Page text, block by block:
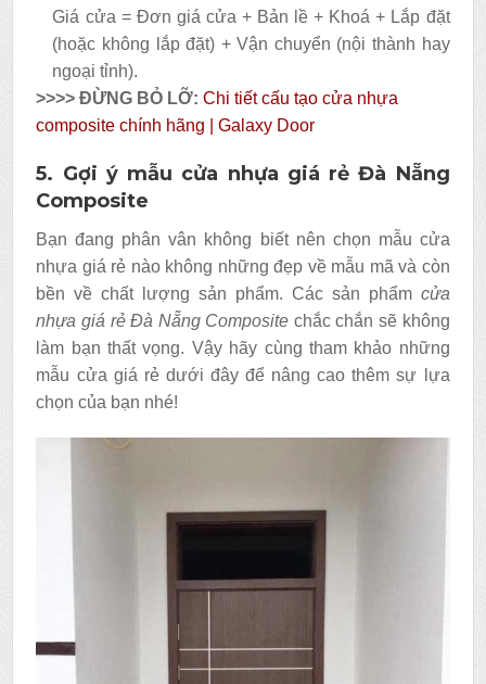
Giá cửa = Đơn giá cửa + Bản lề + Khoá + Lắp đặt
(hoặc không lắp đặt) + Vận chuyển (nội thành hay
ngoại tỉnh).
>>>> ĐỪNG BỎ LỠ:Chi tiết cấu tạo cửa nhựa
composite chính hãng | Galaxy Door
5. Gợi ý mẫu cửa nhựa giá rẻ Đà Nẵng
Composite
Bạn đang phân vân không biết nên chọn mẫu cửa
nhựa giá rẻ nào không những đẹp về mẫu mã và còn
bền về chất lượng sản phẩm. Các sản phẩm cửa
nhựa giá rẻ Đà Nẵng Composite chắc chắn sẽ không
làm bạn thất vọng. Vậy hãy cùng tham khảo những
mẫu cửa giá rẻ dưới đây để nâng cao thêm sự lựa
chọn của bạn nhé!